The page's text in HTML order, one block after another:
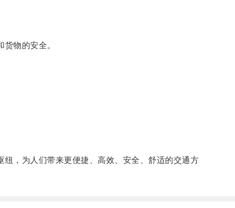
物的安全。
，为人们带来更便捷、高效、安全、舒适的交通方